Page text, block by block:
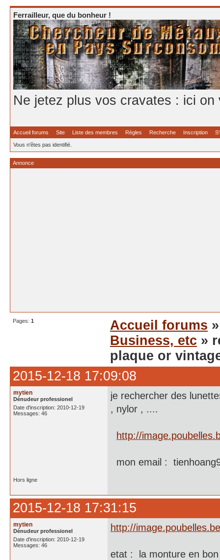
Ferrailleur, que du bonheur !
Ne jetez plus vos cravates : ici
Accueil forums Site Liste des membres Règles Recherche Inscription
Vous n'êtes pas identifié.
Annonce
Pages: 1 Accueil forums
Business, etc »
plaque or
2015-12-18 17:09:08
mytien
Dénudeur professionel
Date d'inscription: 2010-12-19
Messages: 46
je rechercher des
, nylor , ....
http://
mon email :
Hors ligne
2015-12-18 17:31:15
mytien
Dénudeur professionel
Date d'inscription: 2010-12-19
Messages: 46
http://
etat : la monture en